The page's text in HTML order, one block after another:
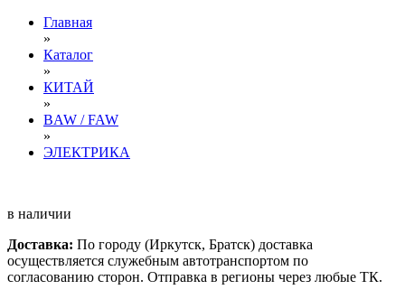
Главная
»
Каталог
»
КИТАЙ
»
BAW / FAW
»
ЭЛЕКТРИКА
в наличии
Доставка: По городу (Иркутск, Братск) доставка
осуществляется служебным автотранспортом по
согласованию сторон. Отправка в регионы через любые ТК.